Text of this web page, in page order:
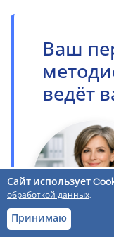
Ваш
ведёт
Сайт использует
обработкой данных.
Принимаю